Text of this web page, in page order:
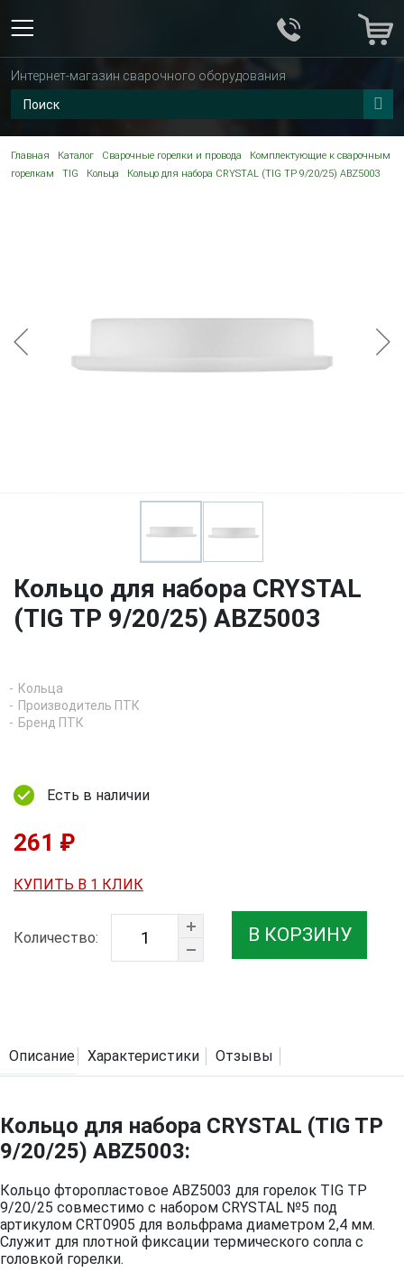
Интернет-магазин сварочного оборудования
Главная Каталог Сварочные горелки и провода
Комплектующие к сварочным
горелкам
TIG Кольца Кольцо для набора CRYSTAL (TIG TP 9/20/25) ABZ5003
Кольцо для набора CRYSTAL
(TIG TP 9/20/25) ABZ5003
Кольца
Производитель ПТК
Бренд ПТК
Есть в наличии
261 ₽
КУПИТЬ В 1 КЛИК
Количество: В КОРЗИНУ
Описание Характеристики Отзывы
Кольцо для набора CRYSTAL (TIG TP
9/20/25) ABZ5003:
Кольцо фторопластовое ABZ5003 для горелок TIG TP
9/20/25 совместимо с набором CRYSTAL №5 под
артикулом CRT0905 для вольфрама диаметром 2,4 мм.
Служит для плотной фиксации термического сопла с
головкой горелки.